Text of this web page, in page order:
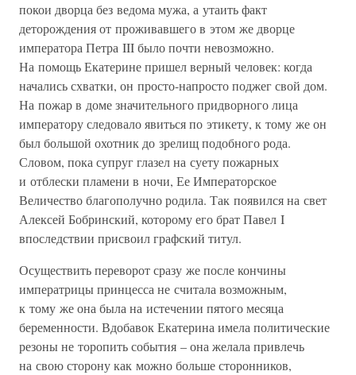
покои дворца без ведома мужа, а утаить факт
деторождения от проживавшего в этом же дворце
императора Петра III было почти невозможно.
На помощь Екатерине пришел верный человек: когда
начались схватки, он просто-напросто поджег свой дом.
На пожар в доме значительного придворного лица
императору следовало явиться по этикету, к тому же он
был большой охотник до зрелищ подобного рода.
Словом, пока супруг глазел на суету пожарных
и отблески пламени в ночи, Ее Императорское
Величество благополучно родила. Так появился на свет
Алексей Бобринский, которому его брат Павел I
впоследствии присвоил графский титул.
Осуществить переворот сразу же после кончины
императрицы принцесса не считала возможным,
к тому же она была на истечении пятого месяца
беременности. Вдобавок Екатерина имела политические
резоны не торопить события – она желала привлечь
на свою сторону как можно больше сторонников,